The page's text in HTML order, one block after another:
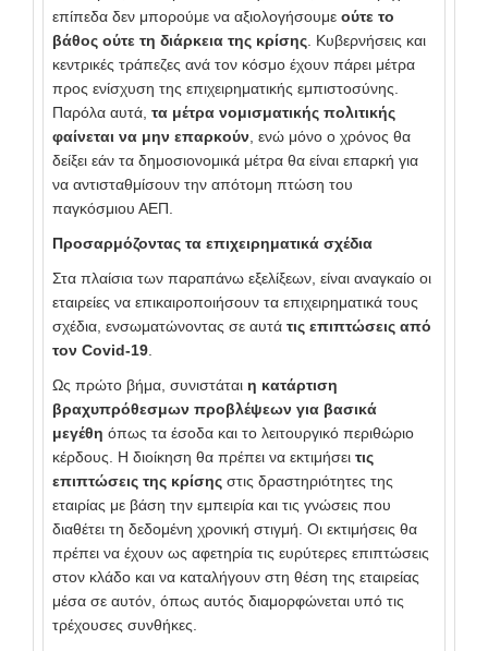
επίπεδα δεν μπορούμε να αξιολογήσουμε ούτε το
βάθος ούτε τη διάρκεια της κρίσης . Κυβερνήσεις και
κεντρικές τράπεζες ανά τον κόσμο έχουν πάρει μέτρα
προς ενίσχυση της επιχειρηματικής εμπιστοσύνης.
Παρόλα αυτά, τα μέτρα νομισματικής πολιτικής
φαίνεται να μην επαρκούν , ενώ μόνο ο χρόνος θα
δείξει εάν τα δημοσιονομικά μέτρα θα είναι επαρκή για
να αντισταθμίσουν την απότομη πτώση του
παγκόσμιου ΑΕΠ.
Προσαρμόζοντας τα επιχειρηματικά σχέδια
Στα πλαίσια των παραπάνω εξελίξεων, είναι αναγκαίο οι
εταιρείες να επικαιροποιήσουν τα επιχειρηματικά τους
σχέδια, ενσωματώνοντας σε αυτά τις επιπτώσεις από
τον Covid-19
Ως πρώτο βήμα, συνιστάται η κατάρτιση
βραχυπρόθεσμων προβλέψεων για βασικά
μεγέθη όπως τα έσοδα και το λειτουργικό περιθώριο
κέρδους. Η διοίκηση θα πρέπει να εκτιμήσει τις
επιπτώσεις της κρίσης στις δραστηριότητες της
εταιρίας με βάση την εμπειρία και τις γνώσεις που
διαθέτει τη δεδομένη χρονική στιγμή. Οι εκτιμήσεις θα
πρέπει να έχουν ως αφετηρία τις ευρύτερες επιπτώσεις
στον κλάδο και να καταλήγουν στη θέση της εταιρείας
μέσα σε αυτόν, όπως αυτός διαμορφώνεται υπό τις
τρέχουσες συνθήκες.